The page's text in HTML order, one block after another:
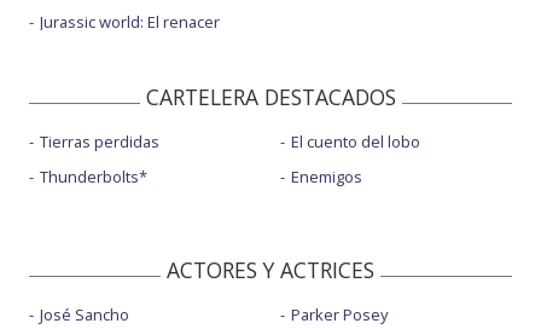
Jurassic world: El renacer
CARTELERA DESTACADOS
Tierras perdidas
Thunderbolts*
El cuento del lobo
Enemigos
ACTORES Y ACTRICES
José Sancho
Parker Posey